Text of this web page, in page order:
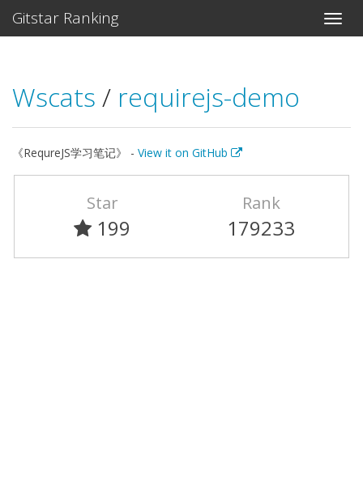
Gitstar Ranking
Wscats / requirejs-demo
《RequreJS学习笔记》 - View it on GitHub
Star
199
Rank
179233